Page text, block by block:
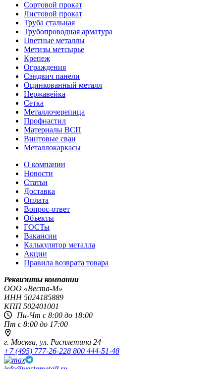
Сортовой прокат
Листовой прокат
Труба стальная
Трубопроводная арматура
Цветные металлы
Метизы метсырье
Крепеж
Ограждения
Сэндвич панели
Оцинкованный металл
Нержавейка
Сетка
Металлочерепица
Профнастил
Материалы ВСП
Винтовые сваи
Металлокаркасы
О компании
Новости
Статьи
Доставка
Оплата
Вопрос-ответ
Объекты
ГОСТы
Вакансии
Калькулятор металла
Акции
Правила возврата товара
Реквизиты компании
OOO «Веста-М»
ИНН5024185889
КПП502401001
Пн-Чт с 8:00 до 18:00
Пт с 8:00 до 17:00
г. Москва, ул. Расплетина 24
+7 (495) 777-26-228 800 444-51-48